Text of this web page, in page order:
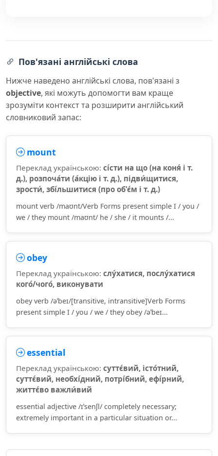
Пов'язані англійські слова
Нижче наведено англійські слова, пов'язані з
objective, які можуть допомогти вам краще
зрозуміти контекст та розширити англійський
словниковий запас:
mount
Переклад українською: сі́сти на що (на коня́ і т.
д.), розпоча́ти (а́кцію і т. д.), підви́щитися,
зрости́, збі́льшитися (про об'є́м і т. д.)
mount verb /maʊnt/Verb Forms present simple I / you /
we / they mount /maʊnt/ he / she / it mounts /...
obey
Переклад українською: слу́хатися, послу́хатися
кого́/чого́, виконувати
obey verb /əˈbeɪ/[transitive, intransitive]Verb Forms
present simple I / you / we / they obey /əˈbeɪ...
essential
Переклад українською: суттє́вий, істо́тний,
суттє́вий, необхі́дний, потрі́бний, ефі́рний,
життє́во важли́вий
essential adjective /ɪˈsenʃl/ completely necessary;
extremely important in a particular situation or...